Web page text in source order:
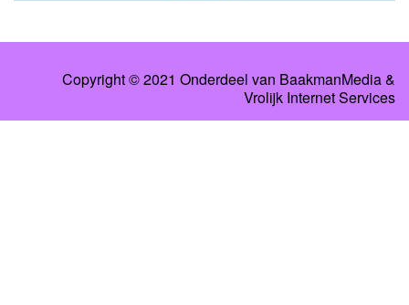
Copyright © 2021 Onderdeel van BaakmanMedia&
Vrolijk Internet Services